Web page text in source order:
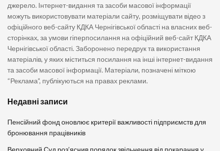
джерело. Інтернет-видання та засоби масової інформації
можуть використовувати матеріали сайту, розміщувати відео з
офіційного веб-сайту КДКА Чернігівської області на власних веб-
сторінках, за умови гіперпосилання на офіційний веб-сайт КДКА
Чернігівської області. Заборонено передрук та використання
матеріалів, у яких міститься посилання на інші інтернет-видання
та засоби масової інформації. Матеріали, позначені міткою
“Реклама”, публікуються на правах реклами.
Недавні записи
Пенсійний фонд оновлює критерії важливості підприємств для
бронювання працівників
Верховний Суд роз’яснив порядок звільнення від покарання у